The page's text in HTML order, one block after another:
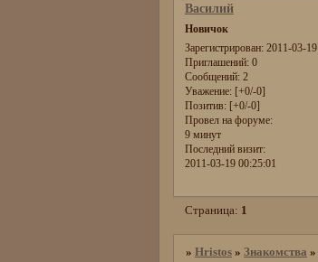
Василий
Новичок
Зарегистрирован: 2011-03-19
Приглашений:0
Сообщений:2
Уважение: [+0/-0]
Позитив: [+0/-0]
Провел на форуме:
9 минут
Последний визит:
2011-03-19 00:25:01
Страница: 1
» Hristos » Знакомства »